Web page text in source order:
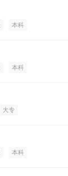
本科
本科
大专
本科